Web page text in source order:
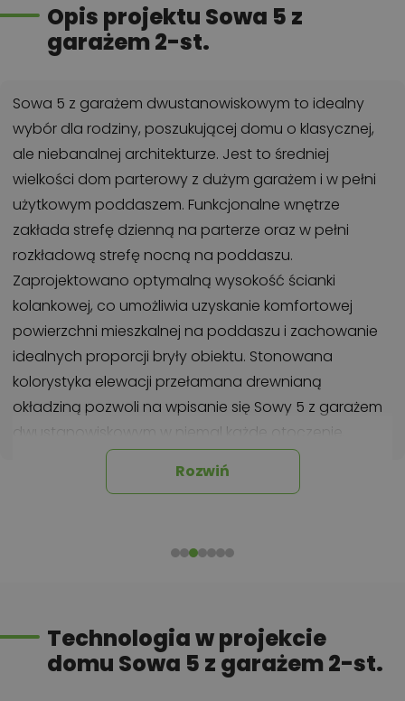
Opis projektu Sowa 5 z
garażem 2-st.
Sowa 5 z garażem dwustanowiskowym to idealny
wybór dla rodziny, poszukującej domu o klasycznej,
ale niebanalnej architekturze. Jest to średniej
wielkości dom parterowy z dużym garażem i w pełni
użytkowym poddaszem. Funkcjonalne wnętrze
zakłada strefę dzienną na parterze oraz w pełni
rozkładową strefę nocną na poddaszu.
Zaprojektowano optymalną wysokość ścianki
kolankowej, co umożliwia uzyskanie komfortowej
powierzchni mieszkalnej na poddaszu i zachowanie
idealnych proporcji bryły obiektu. Stonowana
kolorystyka elewacji przełamana drewnianą
okładziną pozwoli na wpisanie się Sowy 5 z garażem
dwustanowiskowym w niemal każde otoczenie.
Chcesz uzyskać więcej informacji o tym
polecane przez architekta zmiany,
optymalizacja kosztów budowy domu według
tego projektu,
Rozwiń
Technologia w projekcie
domu Sowa 5 z garażem 2-st.